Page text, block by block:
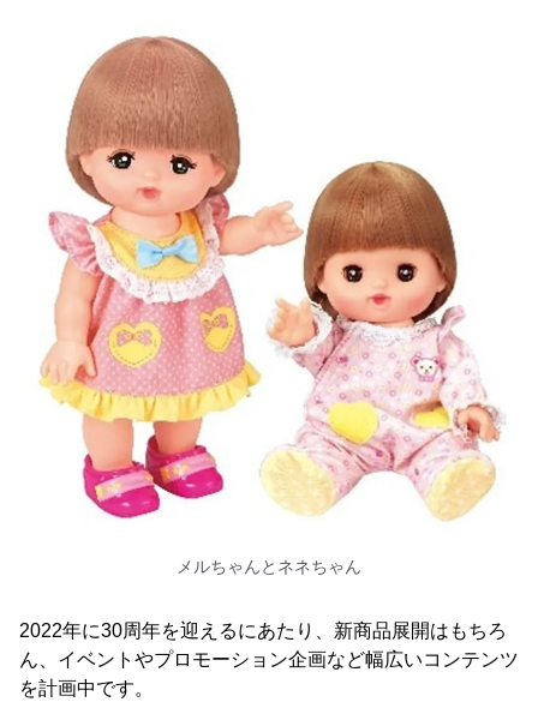
メルちゃんとネネちゃん
2022年に30周年を迎えるにあたり、新商品展開はもちろ
ん、イベントやプロモーション企画など幅広いコンテンツ
を計画中です。